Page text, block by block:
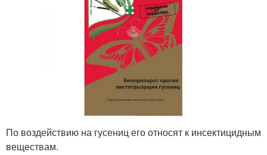
По воздействию на гусениц его относят к инсектицидным
веществам.